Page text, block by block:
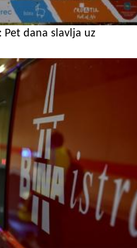
Pet dana slavlja uz